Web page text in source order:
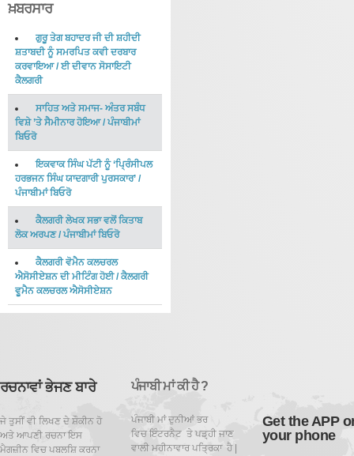
ਖ਼ਬਰਸਾਰ
ਗੁਰੂ ਤੇਗ ਬਹਾਦਰ ਜੀ ਦੀ ਸ਼ਹੀਦੀ
ਸ਼ਤਾਬਦੀ ਨੂੰ ਸਮਰਪਿਤ ਕਵੀ ਦਰਬਾਰ
ਕਰਵਾਇਆ/ਈ ਦੀਵਾਨ ਸੋਸਾਇਟੀ
ਕੈਲਗਰੀ
ਸਾਹਿਤ ਅਤੇ ਸਮਾਜ- ਅੰਤਰ ਸਬੰਧ
ਵਿਸ਼ੇ ’ਤੇ ਸੈਮੀਨਾਰ ਹੋਇਆ/ ਪੰਜਾਬੀਮਾਂ
ਬਿਓਰੋ
ਇਕਵਾਕ ਸਿੰਘ ਪੱਟੀ ਨੂੰ ‘ਪ੍ਰਿੰਸੀਪਲ
ਹਰਭਜਨ ਸਿੰਘ ਯਾਦਗਾਰੀ ਪੁਰਸਕਾਰ’ /
ਪੰਜਾਬੀਮਾਂ ਬਿਓਰੋ
ਕੈਲਗਰੀ ਲੇਖਕ ਸਭਾ ਵਲੋਂ ਕਿਤਾਬ
ਲੋਕ ਅਰਪਣ/ ਪੰਜਾਬੀਮਾਂ ਬਿਓਰੋ
ਕੈਲਗਰੀ ਵੋਮੈਨ ਕਲਚਰਲ
ਐਸੋਸੀਏਸ਼ਨ ਦੀ ਮੀਟਿੰਗ ਹੋਈ/ਕੈਲਗਰੀ
ਵੂਮੈਨ ਕਲਚਰਲ ਐਸੋਸੀਏਸ਼ਨ
ਰਚਨਾਵਾਂ ਭੇਜਣ ਬਾਰੇ
ਜੇ ਤੁਸੀਂ ਵੀ ਲਿਖਣ ਦੇ ਸ਼ੌਕੀਨ ਹੋ
ਅਤੇ ਆਪਣੀ ਰਚਨਾ ਇਸ
ਮੈਗਜ਼ੀਨ ਵਿਚ ਪਬਲਸ਼ਿ ਕਰਨਾ
ਪੰਜਾਬੀ ਮਾਂ ਕੀ ਹੈ ?
ਪੰਜਾਬੀ ਮਾਂ ਦੁਨੀਆਂ ਭਰ
ਵਿਚ ਇੰਟਰਨੈਟ ਤੇ ਪਡ਼੍ਹੀ ਜਾਣ
ਵਾਲੀ ਮਹੀਨਾਵਾਰ ਪਤ੍ਰਿਕਾ ਹੈ |
Get the APP
your phone